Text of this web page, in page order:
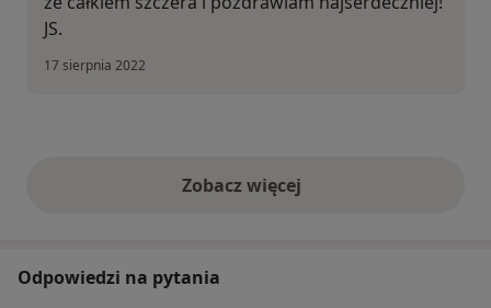
JS.
17 sierpnia 2022
Zobacz więcejopinie powyżej
Odpowiedzi na pytania